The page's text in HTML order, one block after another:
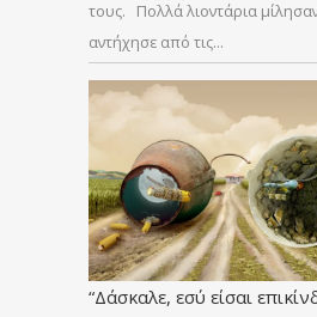
τους. Πολλά λιοντάρια
αντήχησε από τις…
“Δάσκαλε, εσύ είσαι